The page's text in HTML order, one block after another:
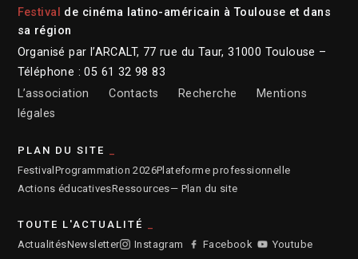
Festival
de cinéma latino-américain à Toulouse et dans
sa région
Organisé par l’ARCALT, 77 rue du Taur, 31000 Toulouse –
Téléphone : 05 61 32 98 83
L’association
Contacts Recherche
Mentions
légales
PLAN DU SITE
Festival Programmation 2026Plateforme professionnelle
Actions éducativesRessources— Plan du site
TOUTE L'ACTUALITÉ
ActualitésNewsletter Instagram Facebook Youtube